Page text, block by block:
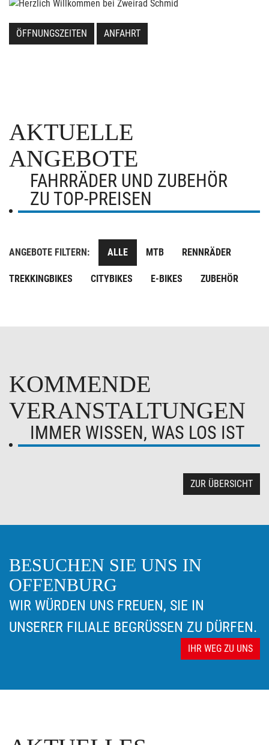
ÖFFNUNGSZEITEN ANFAHRT
AKTUELLE
ANGEBOTE
FAHRRÄDER UND ZUBEHÖR
ZU TOP-PREISEN
ANGEBOTE FILTERN: ALLE MTB RENNRÄDER
TREKKINGBIKES CITYBIKES E-BIKES ZUBEHÖR
KOMMENDE
VERANSTALTUNGEN
IMMER WISSEN, WAS LOS IST
ZUR ÜBERSICHT
BESUCHEN SIE UNS IN
OFFENBURG
WIR WÜRDEN UNS FREUEN, SIE IN
UNSERER FILIALE BEGRÜSSEN ZU DÜRFEN.
IHR WEG ZU UNS